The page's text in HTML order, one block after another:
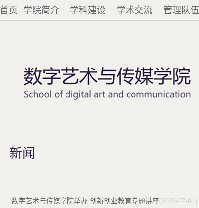
首页 学院简介 学科建设 学术交流 管理队伍
新闻
数字艺术与传媒学院举办 创新创业教育专题讲座(2026-07-01)